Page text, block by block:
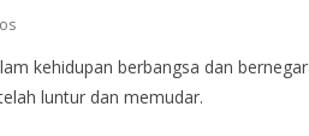
kehidupan berbangsa dan
luntur dan memudar.